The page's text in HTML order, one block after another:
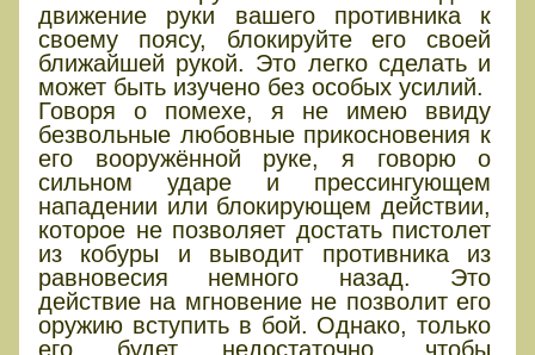
движение руки вашего противника к
своему поясу, блокируйте его своей
ближайшей рукой. Это легко сделать и
может быть изучено без особых усилий.
Говоря о помехе, я не имею ввиду
безвольные любовные прикосновения к
его вооружённой руке, я говорю о
сильном ударе и прессингующем
нападении или блокирующем действии,
которое не позволяет достать пистолет
из кобуры и выводит противника из
равновесия немного назад. Это
действие на мгновение не позволит его
оружию вступить в бой. Однако, только
его будет недостаточно, чтобы